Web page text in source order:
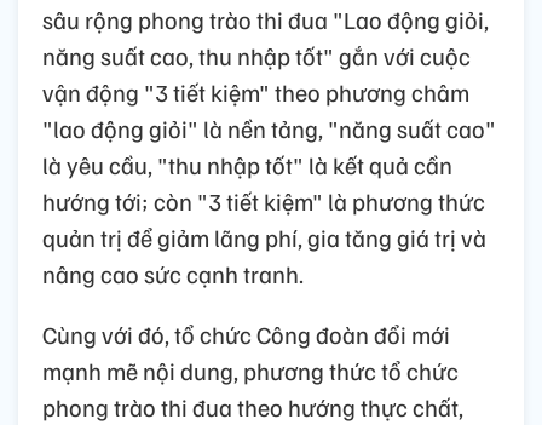
sâu rộng phong trào thi đua "Lao động giỏi,
năng suất cao, thu nhập tốt" gắn với cuộc
vận động "3 tiết kiệm" theo phương châm
"lao động giỏi" là nền tảng, "năng suất cao"
là yêu cầu, "thu nhập tốt" là kết quả cần
hướng tới; còn "3 tiết kiệm" là phương thức
quản trị để giảm lãng phí, gia tăng giá trị và
nâng cao sức cạnh tranh.
Cùng với đó, tổ chức Công đoàn đổi mới
mạnh mẽ nội dung, phương thức tổ chức
phong trào thi đua theo hướng thực chất,